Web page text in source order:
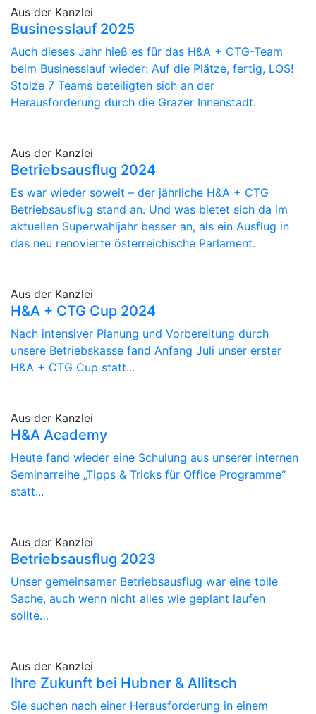
Aus der Kanzlei
Businesslauf 2025
Auch dieses Jahr hieß es für das H&A + CTG-Team
beim Businesslauf wieder: Auf die Plätze, fertig, LOS!
Stolze 7 Teams beteiligten sich an der
Herausforderung durch die Grazer Innenstadt.
Aus der Kanzlei
Betriebsausflug 2024
Es war wieder soweit – der jährliche H&A + CTG
Betriebsausflug stand an. Und was bietet sich da im
aktuellen Superwahljahr besser an, als ein Ausflug in
das neu renovierte österreichische Parlament.
Aus der Kanzlei
H&A + CTG Cup 2024
Nach intensiver Planung und Vorbereitung durch
unsere Betriebskasse fand Anfang Juli unser erster
H&A + CTG Cup statt...
Aus der Kanzlei
H&A Academy
Heute fand wieder eine Schulung aus unserer internen
Seminarreihe „Tipps & Tricks für Office Programme“
statt...
Aus der Kanzlei
Betriebsausflug 2023
Unser gemeinsamer Betriebsausflug war eine tolle
Sache, auch wenn nicht alles wie geplant laufen
sollte…
Aus der Kanzlei
Ihre Zukunft bei Hubner & Allitsch
Sie suchen nach einer Herausforderung in einem